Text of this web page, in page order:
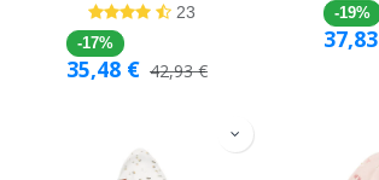
23
-17%
35,48 € 42,93€
-19%
37,83